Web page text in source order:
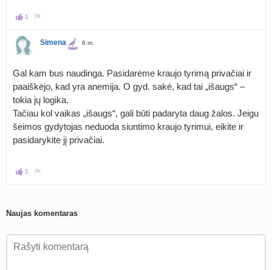
1
Simena 6 m.
Gal kam bus naudinga. Pasidarėme kraujo tyrimą privačiai ir
paaiškėjo, kad yra anemija. O gyd. sakė, kad tai „išaugs“ –
tokia jų logika.
Tačiau kol vaikas „išaugs“, gali būti padaryta daug žalos. Jeigu
šeimos gydytojas neduoda siuntimo kraujo tyrimui, eikite ir
pasidarykite jį privačiai.
1
Naujas komentaras